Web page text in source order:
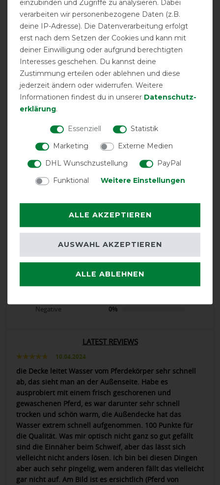
EXCELLENT
Bucas Shamrock Power -
navy/silver -
7
Product Rating
product experience
calculated from 7 customer reviews
Negative
0%
LATEST REVIEWS
10.04.2024
die Decke leitet Wasser vom Pferdekörper sehr schnell
ab, das sieht man an der Außenseite. Habe es
ausprobiert mit einem frisch geschorenen und
gewaschenen Pferd, es war darunter sehr schnell
trocken und schön warm, die Außendecke hat das
Wasser extrem schnell aufgenommen. 100 Punkte für
die Qualität. Was mir optisch nicht ganz so gut gefällt
sind die Einnäher beim Schweif, aber das lässt sich
vielleicht nicht anders lösen. Ich bin bei diesen Dingen
aber auch sehr pingelig, wem anderen fällt das vielleicht
gar nicht auf. Am Bild ist es ersichtlich (Pferd von
einzubinden und Zugriffe zu analysieren. Dabei
verarbeiten wir personenbezogene Daten (z.B.
deine IP-Adresse). Die Datenverarbeitung erfolgt
erst nach dem Setzen der Cookies und kann mit
deiner Einwilligung oder aufgrund berechtigten
Interesses geschehen. Du kannst deine
Zustimmung erteilen oder ablehnen und diese
jederzeit ändern oder widerrufen. Weitere
Informationen findest du in unserer Daten­schutz­
erklärung.
Essenziell
Statistik
Marketing
Externe Medien
DHL Wunschzustellung
PayPal
Funktional
Weitere Einstellungen
ALLE AKZEPTIEREN
ALLE ABLEHNEN
AUSWAHL AKZEPTIEREN